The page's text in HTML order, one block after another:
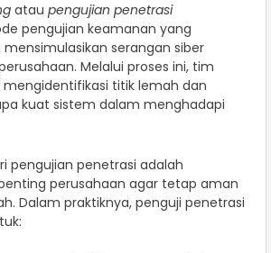
atau pengujian penetrasi
pengujian keamanan yang
serangan siber
Melalui proses ini, tim
titik lemah dan
kuat sistem dalam menghadapi
pengujian penetrasi adalah
perusahaan agar tetap aman
Dalam praktiknya, penguji penetrasi